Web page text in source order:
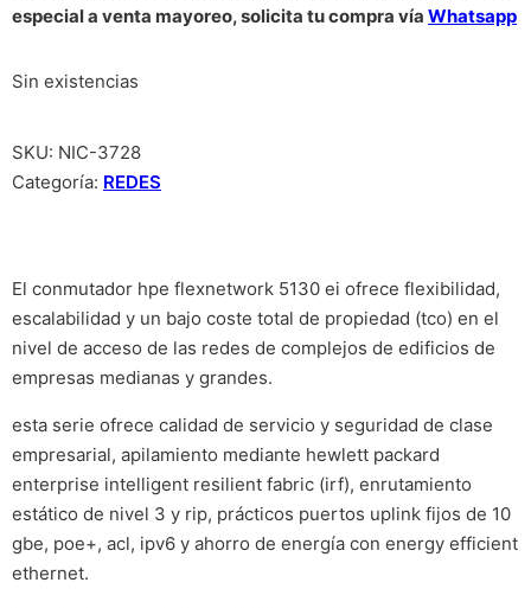
especial a venta mayoreo, solicita tu compra vía Whatsapp
Sin existencias
SKU: NIC-3728
Categoría: REDES
El conmutador hpe flexnetwork 5130 ei ofrece flexibilidad,
escalabilidad y un bajo coste total de propiedad (tco) en el
nivel de acceso de las redes de complejos de edificios de
empresas medianas y grandes.
esta serie ofrece calidad de servicio y seguridad de clase
empresarial, apilamiento mediante hewlett packard
enterprise intelligent resilient fabric (irf), enrutamiento
estático de nivel 3 y rip, prácticos puertos uplink fijos de 10
gbe, poe+, acl, ipv6 y ahorro de energía con energy efficient
ethernet.